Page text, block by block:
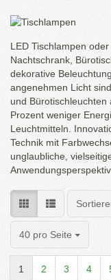
LED Tischlampen
Nachtschrank,
dekorative
angenehmen Licht
und Bürotischleuchten
Prozent weniger
Leuchtmitteln.
Technik mit
unglaubliche,
40 pro Seite
pro Seite
1 2 3 4